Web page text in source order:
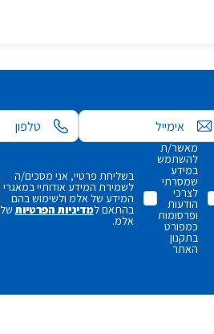
אימייל
מאשר/ת
להשתמש
במידע
שמסרתי
לצרכי
הודעות
ופרסומות
כמפורט
בתקנון
האתר
בשליחת פרטיי, אני מסכים/ה
לשמירת המידע אודותיי במאגרי
המידע של אלמ ולשימוש בהם
בהתאם למדיניות הפרטיות של
אלמ.